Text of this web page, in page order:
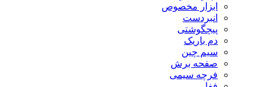
ابزار مخصوص
انبردست
پیچگوشتی
دم باریک
سیم چین
صفحه برش
فرچه سیمی